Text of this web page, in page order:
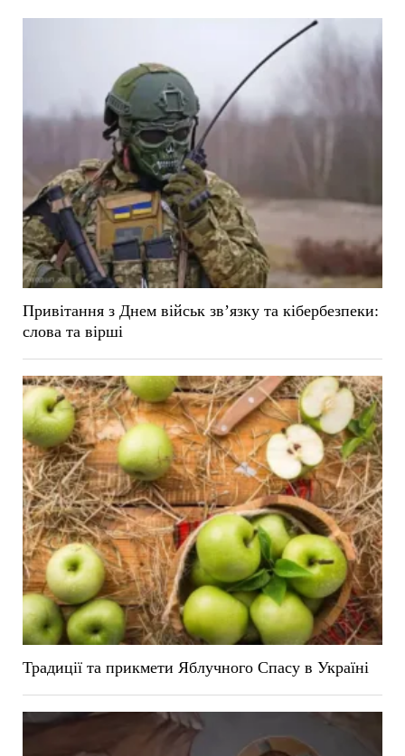
Привітання з Днем військ зв’язку та кібербезпеки:
слова та вірші
Традиції та прикмети Яблучного Спасу в Україні